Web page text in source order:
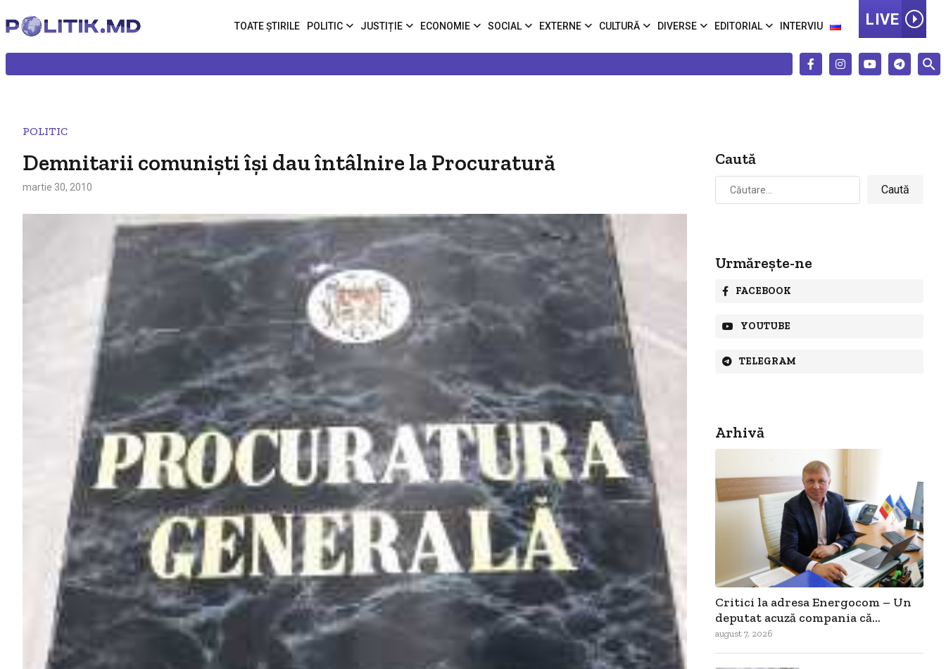
TOATE ȘTIRILE POLITIC JUSTIȚIE ECONOMIE SOCIAL EXTERNE CULTURĂ DIVERSE EDITORIAL INTERVIU LIVE
POLITIC
Demnitarii comunişti îşi dau întâlnire la Procuratură
martie 30, 2010
Caută
Caută
după:
Urmărește-ne
FACEBOOK
YOUTUBE
TELEGRAM
Arhivă
Critici la adresa Energocom – Un
deputat acuză compania că...
august 7, 2026